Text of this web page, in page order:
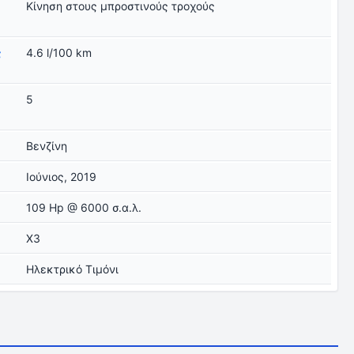
Κίνηση στους μπροστινούς τροχούς
4.6 l/100 km
5
Βενζίνη
Ιούνιος, 2019
109 Hp @ 6000 σ.α.λ.
X3
Ηλεκτρικό Τιμόνι